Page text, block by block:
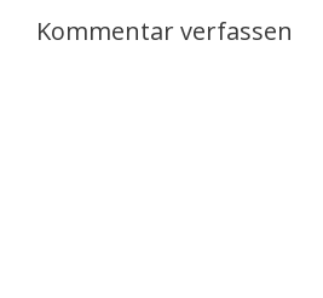
Kommentar verfassen